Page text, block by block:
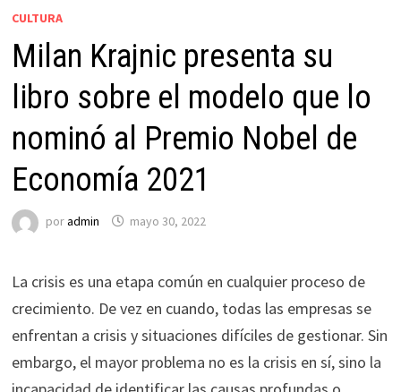
CULTURA
Milan Krajnic presenta su
libro sobre el modelo que lo
nominó al Premio Nobel de
Economía 2021
poradmin mayo 30, 2022
La crisis es una etapa común en cualquier proceso de
crecimiento. De vez en cuando, todas las empresas se
enfrentan a crisis y situaciones difíciles de gestionar. Sin
embargo, el mayor problema no es la crisis en sí, sino la